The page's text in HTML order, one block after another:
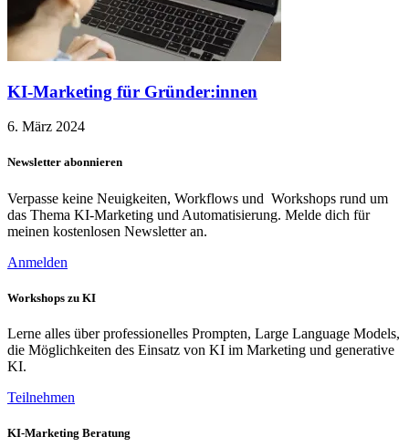
KI-Marketing für Gründer:innen
6. März 2024
Newsletter abonnieren
Verpasse keine Neuigkeiten, Workflows und Workshops rund um
das Thema KI-Marketing und Automatisierung. Melde dich für
meinen kostenlosen Newsletter an.
Anmelden
Workshops zu KI
Lerne alles über professionelles Prompten, Large Language Models,
die Möglichkeiten des Einsatz von KI im Marketing und generative
KI.
Teilnehmen
KI-Marketing Beratung